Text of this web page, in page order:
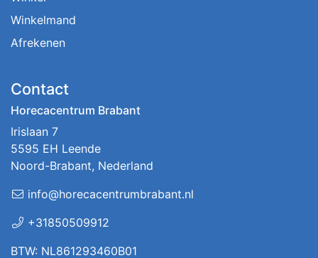
Winkelmand
Afrekenen
Contact
Horecacentrum Brabant
Irislaan 7
5595 EH Leende
Noord-Brabant, Nederland
info@horecacentrumbrabant.nl
+31850509912
BTW: NL861293460B01